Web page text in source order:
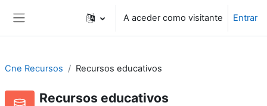
A aceder como visitante Entrar
Cne Recursos Recursos educativos
Recursos educativos